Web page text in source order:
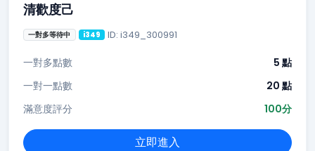
清歡度己
一對多等待中 i349 ID: i349_300991
一對多點數
5 點
一對一點數
20 點
滿意度評分
100分
立即進入